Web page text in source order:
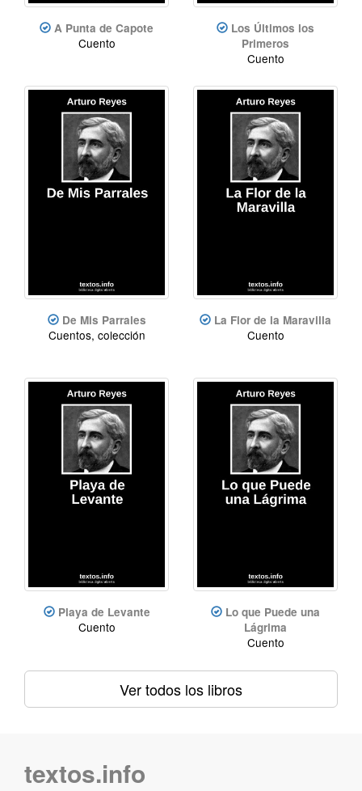
A Punta de Capote
Cuento
Los Últimos los
Primeros
Cuento
De Mis Parrales
Cuentos, colección
La Flor de la Maravilla
Cuento
Playa de Levante
Cuento
Lo que Puede una
Lágrima
Cuento
Ver todos los libros
textos.info